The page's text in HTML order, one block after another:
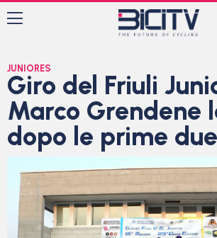
JUNIORES
Giro del Friuli
Marco Grendene
dopo le prime